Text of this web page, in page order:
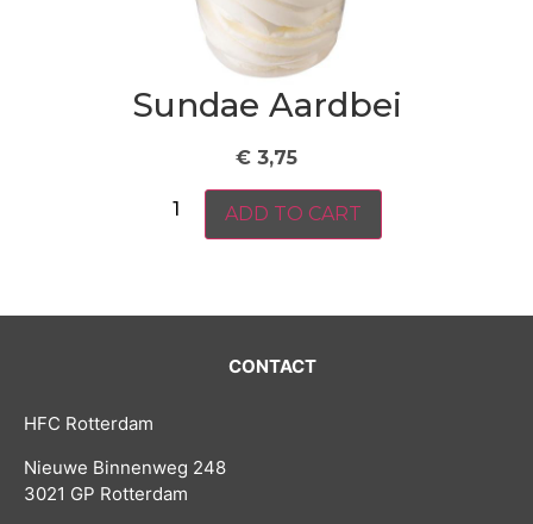
Sundae Aardbei
€ 3,75
ADD TO CART
CONTACT
HFC Rotterdam
Nieuwe Binnenweg 248
3021 GP Rotterdam